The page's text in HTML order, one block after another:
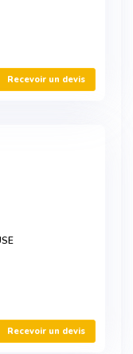
Recevoir un devis
Recevoir un devis